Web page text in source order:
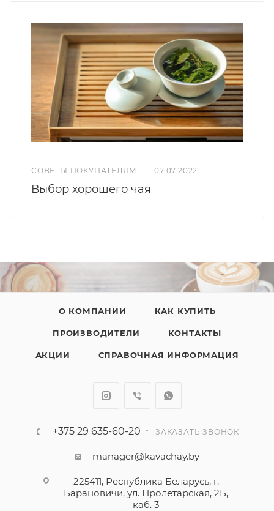
СОВЕТЫ ПОКУПАТЕЛЯМ — 07.07.2022
Выбор хорошего чая
О КОМПАНИИ КАК КУПИТЬ
ПРОИЗВОДИТЕЛИ КОНТАКТЫ
АКЦИИ СПРАВОЧНАЯ ИНФОРМАЦИЯ
+375 29 635-60-20 ЗАКАЗАТЬ ЗВОНОК
manager@kavachay.by
225411, Республика Беларусь, г.
Барановичи, ул. Пролетарская, 2Б,
каб. 3